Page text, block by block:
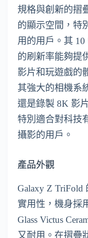
規格與創新的摺
的顯示空間，特
用的用戶。其
的刷新率能夠提
影片和玩遊戲的
其強大的相機系
還是錄製 8K 影
特別適合對科技
攝影的用戶。
產品外觀
Galaxy Z TriFold
實用性，機身採
Glass Victus
又耐用。在摺疊